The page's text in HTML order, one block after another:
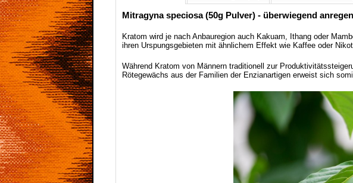
Mitragyna speciosa (50g Pulver) - überwiegend
Kratom wird je nach Anbauregion auch Kakuam, Ithang oder
ihren Urspungsgebieten mit ähnlichem Effekt wie Kaffee oder
Während Kratom von Männern traditionell zur
Rötegewächs aus der Familien der Enzianartigen erweist sich